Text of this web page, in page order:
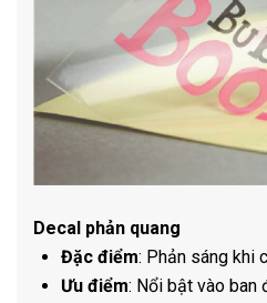
Decal phản quang
Đặc điểm: Phản sáng khi
Ưu điểm: Nổi bật vào ban